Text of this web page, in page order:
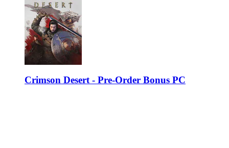
Crimson Desert - Pre-Order Bonus PC